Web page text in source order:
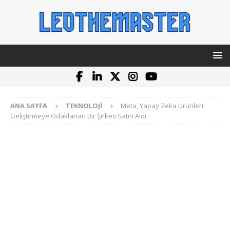
ANA SAYFA TEKNOLOJI
Meta, Yapay Zeka Ürünleri
Geliştirmeye Odaklanan Bir Şirketi Satın Aldı